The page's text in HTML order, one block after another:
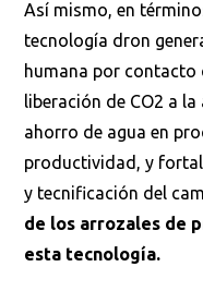
Así mismo, en
tecnología dron
humana por contacto
liberación de CO2 a
ahorro de agua en
productividad, y
y tecnificación del
de los arrozales de
esta tecnología.